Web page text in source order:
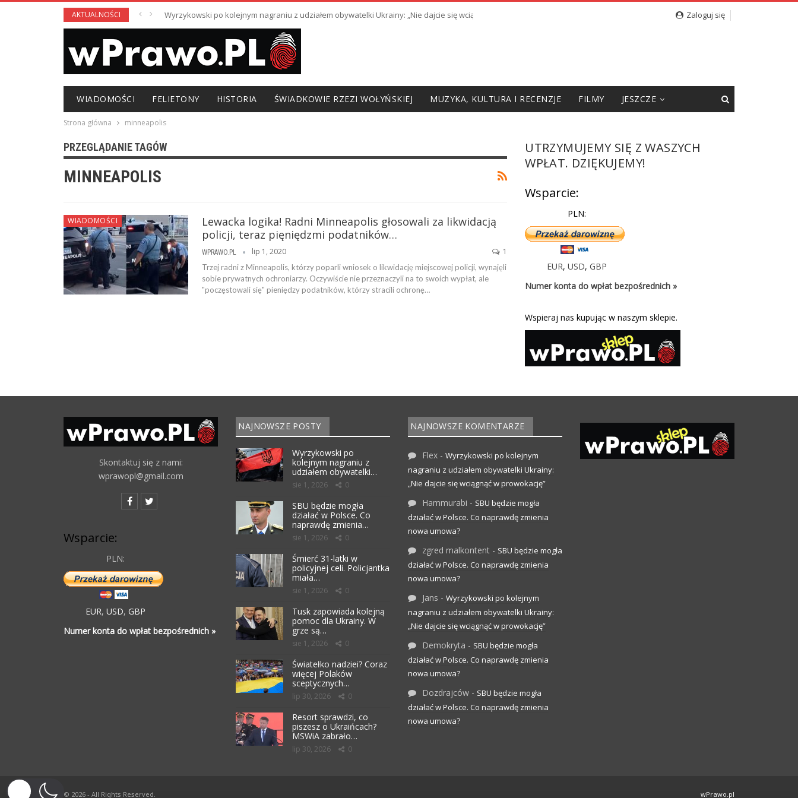
AKTUALNOŚCI Wyrzykowski po kolejnym nagraniu z udziałem obywatelki Ukrainy: „Nie dajcie się wciągnąć w prowokację” Zaloguj się
WIADOMOŚCI FELIETONY HISTORIA ŚWIADKOWIE RZEZI WOŁYŃSKIEJ MUZYKA, KULTURA I RECENZJE FILMY JESZCZE
Strona główna minneapolis
PRZEGLĄDANIE TAGÓW
MINNEAPOLIS
WIADOMOŚCI
Lewacka logika! Radni Minneapolis głosowali za likwidacją
policji, teraz pięniędzmi podatników…
WPRAWO.PL lip 1, 2020 1
Trzej radni z Minneapolis, którzy poparli wniosek o likwidację miejscowej policji, wynajęli
sobie prywatnych ochroniarzy. Oczywiście nie przeznaczyli na to swoich wypłat, ale
"poczęstowali się" pieniędzy podatników, którzy stracili ochronę…
UTRZYMUJEMY SIĘ Z WASZYCH
WPŁAT. DZIĘKUJEMY!
Wsparcie:
PLN:
EUR,USD,GBP
Numer konta do wpłat bezpośrednich »
Wspieraj nas kupując w naszym sklepie.
Skontaktuj się z nami:
wprawopl@gmail.com
Wsparcie:
PLN:
EUR, USD, GBP
Numer konta do wpłat bezpośrednich »
NAJNOWSZE POSTY
Wyrzykowski po
kolejnym nagraniu z
udziałem obywatelki…
sie 1, 2026 0
SBU będzie mogła
działać w Polsce. Co
naprawdę zmienia…
sie 1, 2026 0
Śmierć 31-latki w
policyjnej celi. Policjantka
miała…
sie 1, 2026 0
Tusk zapowiada kolejną
pomoc dla Ukrainy. W
grze są…
sie 1, 2026 0
Światełko nadziei? Coraz
więcej Polaków
sceptycznych…
lip 30, 2026 0
Resort sprawdzi, co
piszesz o Ukraińcach?
MSWiA zabrało…
lip 30, 2026 0
NAJNOWSZE KOMENTARZE
Flex - Wyrzykowski po kolejnym
nagraniu z udziałem obywatelki Ukrainy:
„Nie dajcie się wciągnąć w prowokację”
Hammurabi - SBU będzie mogła
działać w Polsce. Co naprawdę zmienia
nowa umowa?
zgred malkontent - SBU będzie mogła
działać w Polsce. Co naprawdę zmienia
nowa umowa?
Jans - Wyrzykowski po kolejnym
nagraniu z udziałem obywatelki Ukrainy:
„Nie dajcie się wciągnąć w prowokację”
Demokryta - SBU będzie mogła
działać w Polsce. Co naprawdę zmienia
nowa umowa?
Dozdrajców - SBU będzie mogła
działać w Polsce. Co naprawdę zmienia
nowa umowa?
© 2026 - All Rights Reserved. wPrawo.pl